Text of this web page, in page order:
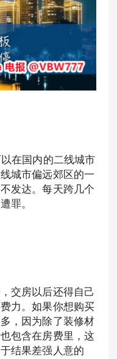
在国内的二线城市
城市偏远郊区的一
发达。每天跨几个
罪。
交房以后还得自己
力。如果你想购买
，因为除了装修材
包含在房费里，这
结果差强人意的